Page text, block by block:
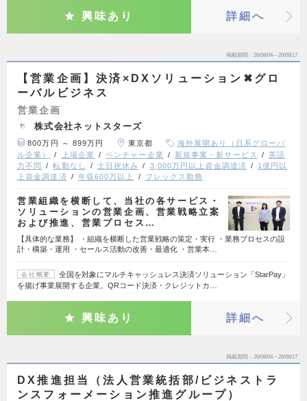
興味あり 詳細へ
掲載期間 26/08/04～26/08/17
【営業企画】決済×DXソリューション✖グロ
ーバルビジネス
営業企画
株式会社ネットスターズ
800万円 ～ 899万円 東京都
海外展開あり（日系グローバ
ル企業）
上場企業 ベンチャー企業 新規事業・新サービス
英語
力不問
転勤なし 土日祝休み 3,000万円以上資金調達済
1億円以
上資金調達済
年収600万以上 フレックス勤務
営業組織を横断して、当社の各サービス・
ソリューションの営業企画、営業戦略立案
および推進、営業プロセス…
【具体的な業務】 ・組織を横断した営業戦略の策定・実行 ・業務プロセスの設
計・構築・運用 ・セールス活動の改善・最適化 ・営業本…
会社概要
全国を対象にマルチキャッシュレス決済ソリューション「StarPay」
を揚げ事業展開する企業。QRコード決済・クレジットカ…
興味あり 詳細へ
掲載期間 26/08/04～26/08/17
DX推進担当（法人営業統括部/ビジネストラ
ンスフォーメーション推進グループ）